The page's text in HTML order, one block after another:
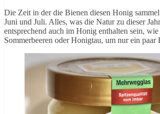
Die Zeit in der die Bienen diesen Honig
Juni und Juli. Alles, was die Natur zu dieser
entsprechend auch im Honig enthalten sein,
Sommerbeeren oder Honigtau, um nur ein paar